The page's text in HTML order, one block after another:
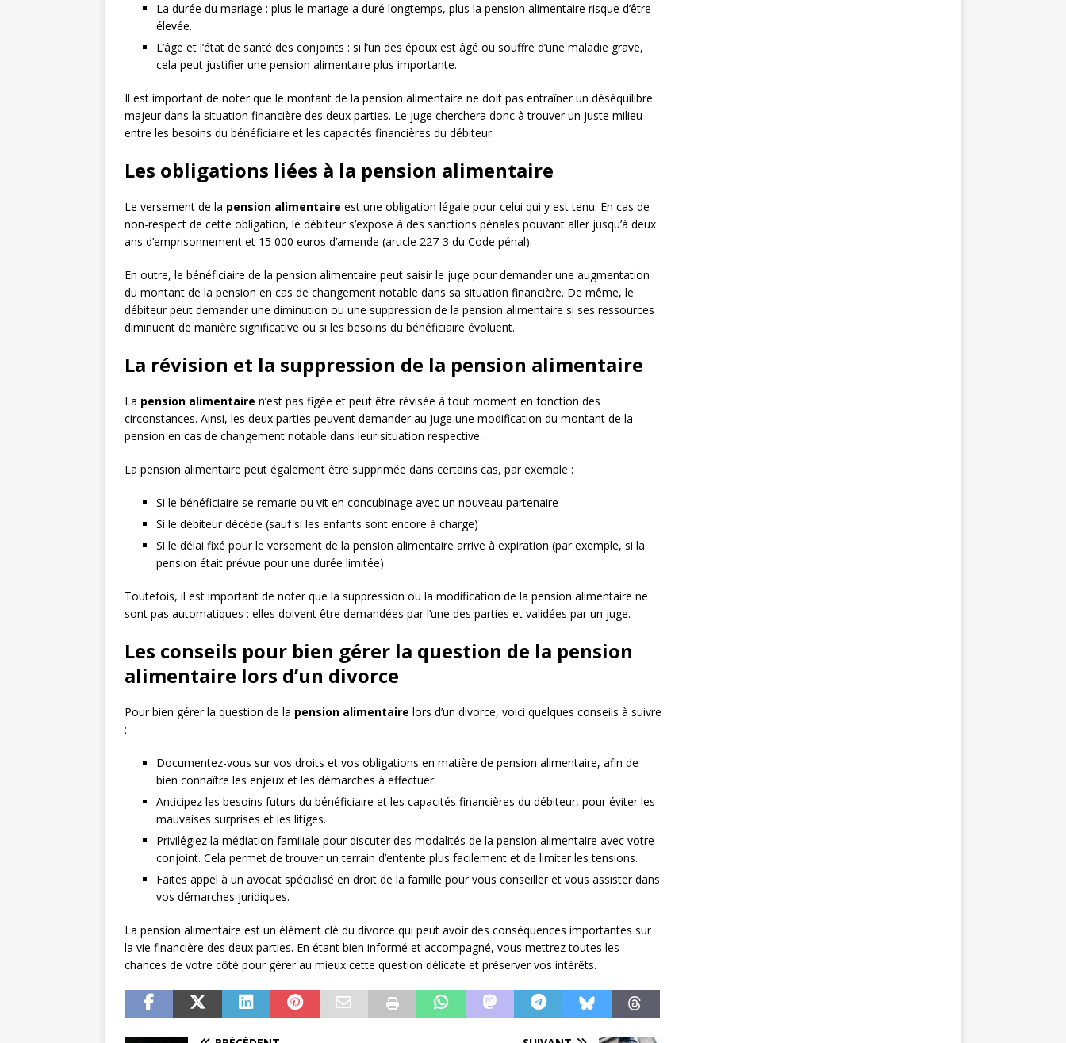
La durée du mariage : plus le mariage a duré longtemps, plus la pension alimentaire risque d’être
élevée.
L’âge et l’état de santé des conjoints : si l’un des époux est âgé ou souffre d’une maladie grave,
cela peut justifier une pension alimentaire plus importante.
Il est important de noter que le montant de la pension alimentaire ne doit pas entraîner un déséquilibre
majeur dans la situation financière des deux parties. Le juge cherchera donc à trouver un juste milieu
entre les besoins du bénéficiaire et les capacités financières du débiteur.
Les obligations liées à la pension alimentaire
Le versement de la pension alimentaire est une obligation légale pour celui qui y est tenu. En cas de
non-respect de cette obligation, le débiteur s’expose à des sanctions pénales pouvant aller jusqu’à deux
ans d’emprisonnement et 15 000 euros d’amende (article 227-3 du Code pénal).
En outre, le bénéficiaire de la pension alimentaire peut saisir le juge pour demander une augmentation
du montant de la pension en cas de changement notable dans sa situation financière. De même, le
débiteur peut demander une diminution ou une suppression de la pension alimentaire si ses ressources
diminuent de manière significative ou si les besoins du bénéficiaire évoluent.
La révision et la suppression de la pension alimentaire
La pension alimentaire n’est pas figée et peut être révisée à tout moment en fonction des
circonstances. Ainsi, les deux parties peuvent demander au juge une modification du montant de la
pension en cas de changement notable dans leur situation respective.
La pension alimentaire peut également être supprimée dans certains cas, par exemple :
Si le bénéficiaire se remarie ou vit en concubinage avec un nouveau partenaire
Si le débiteur décède (sauf si les enfants sont encore à charge)
Si le délai fixé pour le versement de la pension alimentaire arrive à expiration (par exemple, si la
pension était prévue pour une durée limitée)
Toutefois, il est important de noter que la suppression ou la modification de la pension alimentaire ne
sont pas automatiques : elles doivent être demandées par l’une des parties et validées par un juge.
Les conseils pour bien gérer la question de la pension
alimentaire lors d’un divorce
Pour bien gérer la question de la pension alimentaire lors d’un divorce, voici quelques conseils à suivre
:
Documentez-vous sur vos droits et vos obligations en matière de pension alimentaire, afin de
bien connaître les enjeux et les démarches à effectuer.
Anticipez les besoins futurs du bénéficiaire et les capacités financières du débiteur, pour éviter les
mauvaises surprises et les litiges.
Privilégiez la médiation familiale pour discuter des modalités de la pension alimentaire avec votre
conjoint. Cela permet de trouver un terrain d’entente plus facilement et de limiter les tensions.
Faites appel à un avocat spécialisé en droit de la famille pour vous conseiller et vous assister dans
vos démarches juridiques.
La pension alimentaire est un élément clé du divorce qui peut avoir des conséquences importantes sur
la vie financière des deux parties. En étant bien informé et accompagné, vous mettrez toutes les
chances de votre côté pour gérer au mieux cette question délicate et préserver vos intérêts.